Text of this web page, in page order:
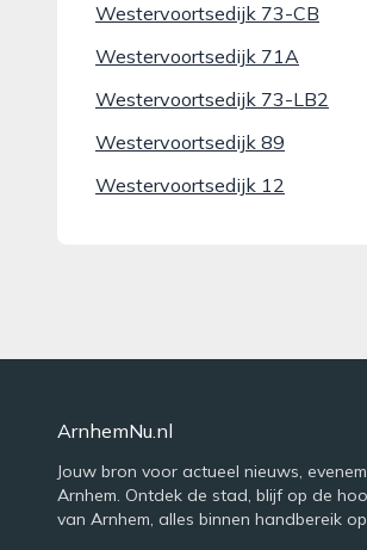
Westervoortsedijk 73-CB
Westervoortsedijk 71A
Westervoortsedijk 73-LB2
Westervoortsedijk 89
Westervoortsedijk 12
ArnhemNu.nl
Jouw bron voor actueel nieuws,
Arnhem. Ontdek de stad, blijf op de
van Arnhem, alles binnen handbereik